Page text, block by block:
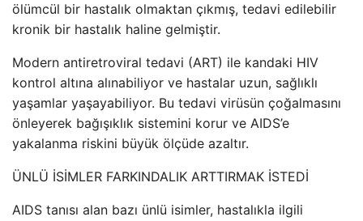
ölümcül bir hastalık olmaktan çıkmış, tedavi edilebilir
kronik bir hastalık haline gelmiştir.
Modern antiretroviral tedavi (ART) ile kandaki HIV
kontrol altına alınabiliyor ve hastalar uzun, sağlıklı
yaşamlar yaşayabiliyor. Bu tedavi virüsün çoğalmasını
önleyerek bağışıklık sistemini korur ve AIDS’e
yakalanma riskini büyük ölçüde azaltır.
ÜNLÜ İSİMLER FARKINDALIK ARTTIRMAK İSTEDİ
AIDS tanısı alan bazı ünlü isimler, hastalıkla ilgili